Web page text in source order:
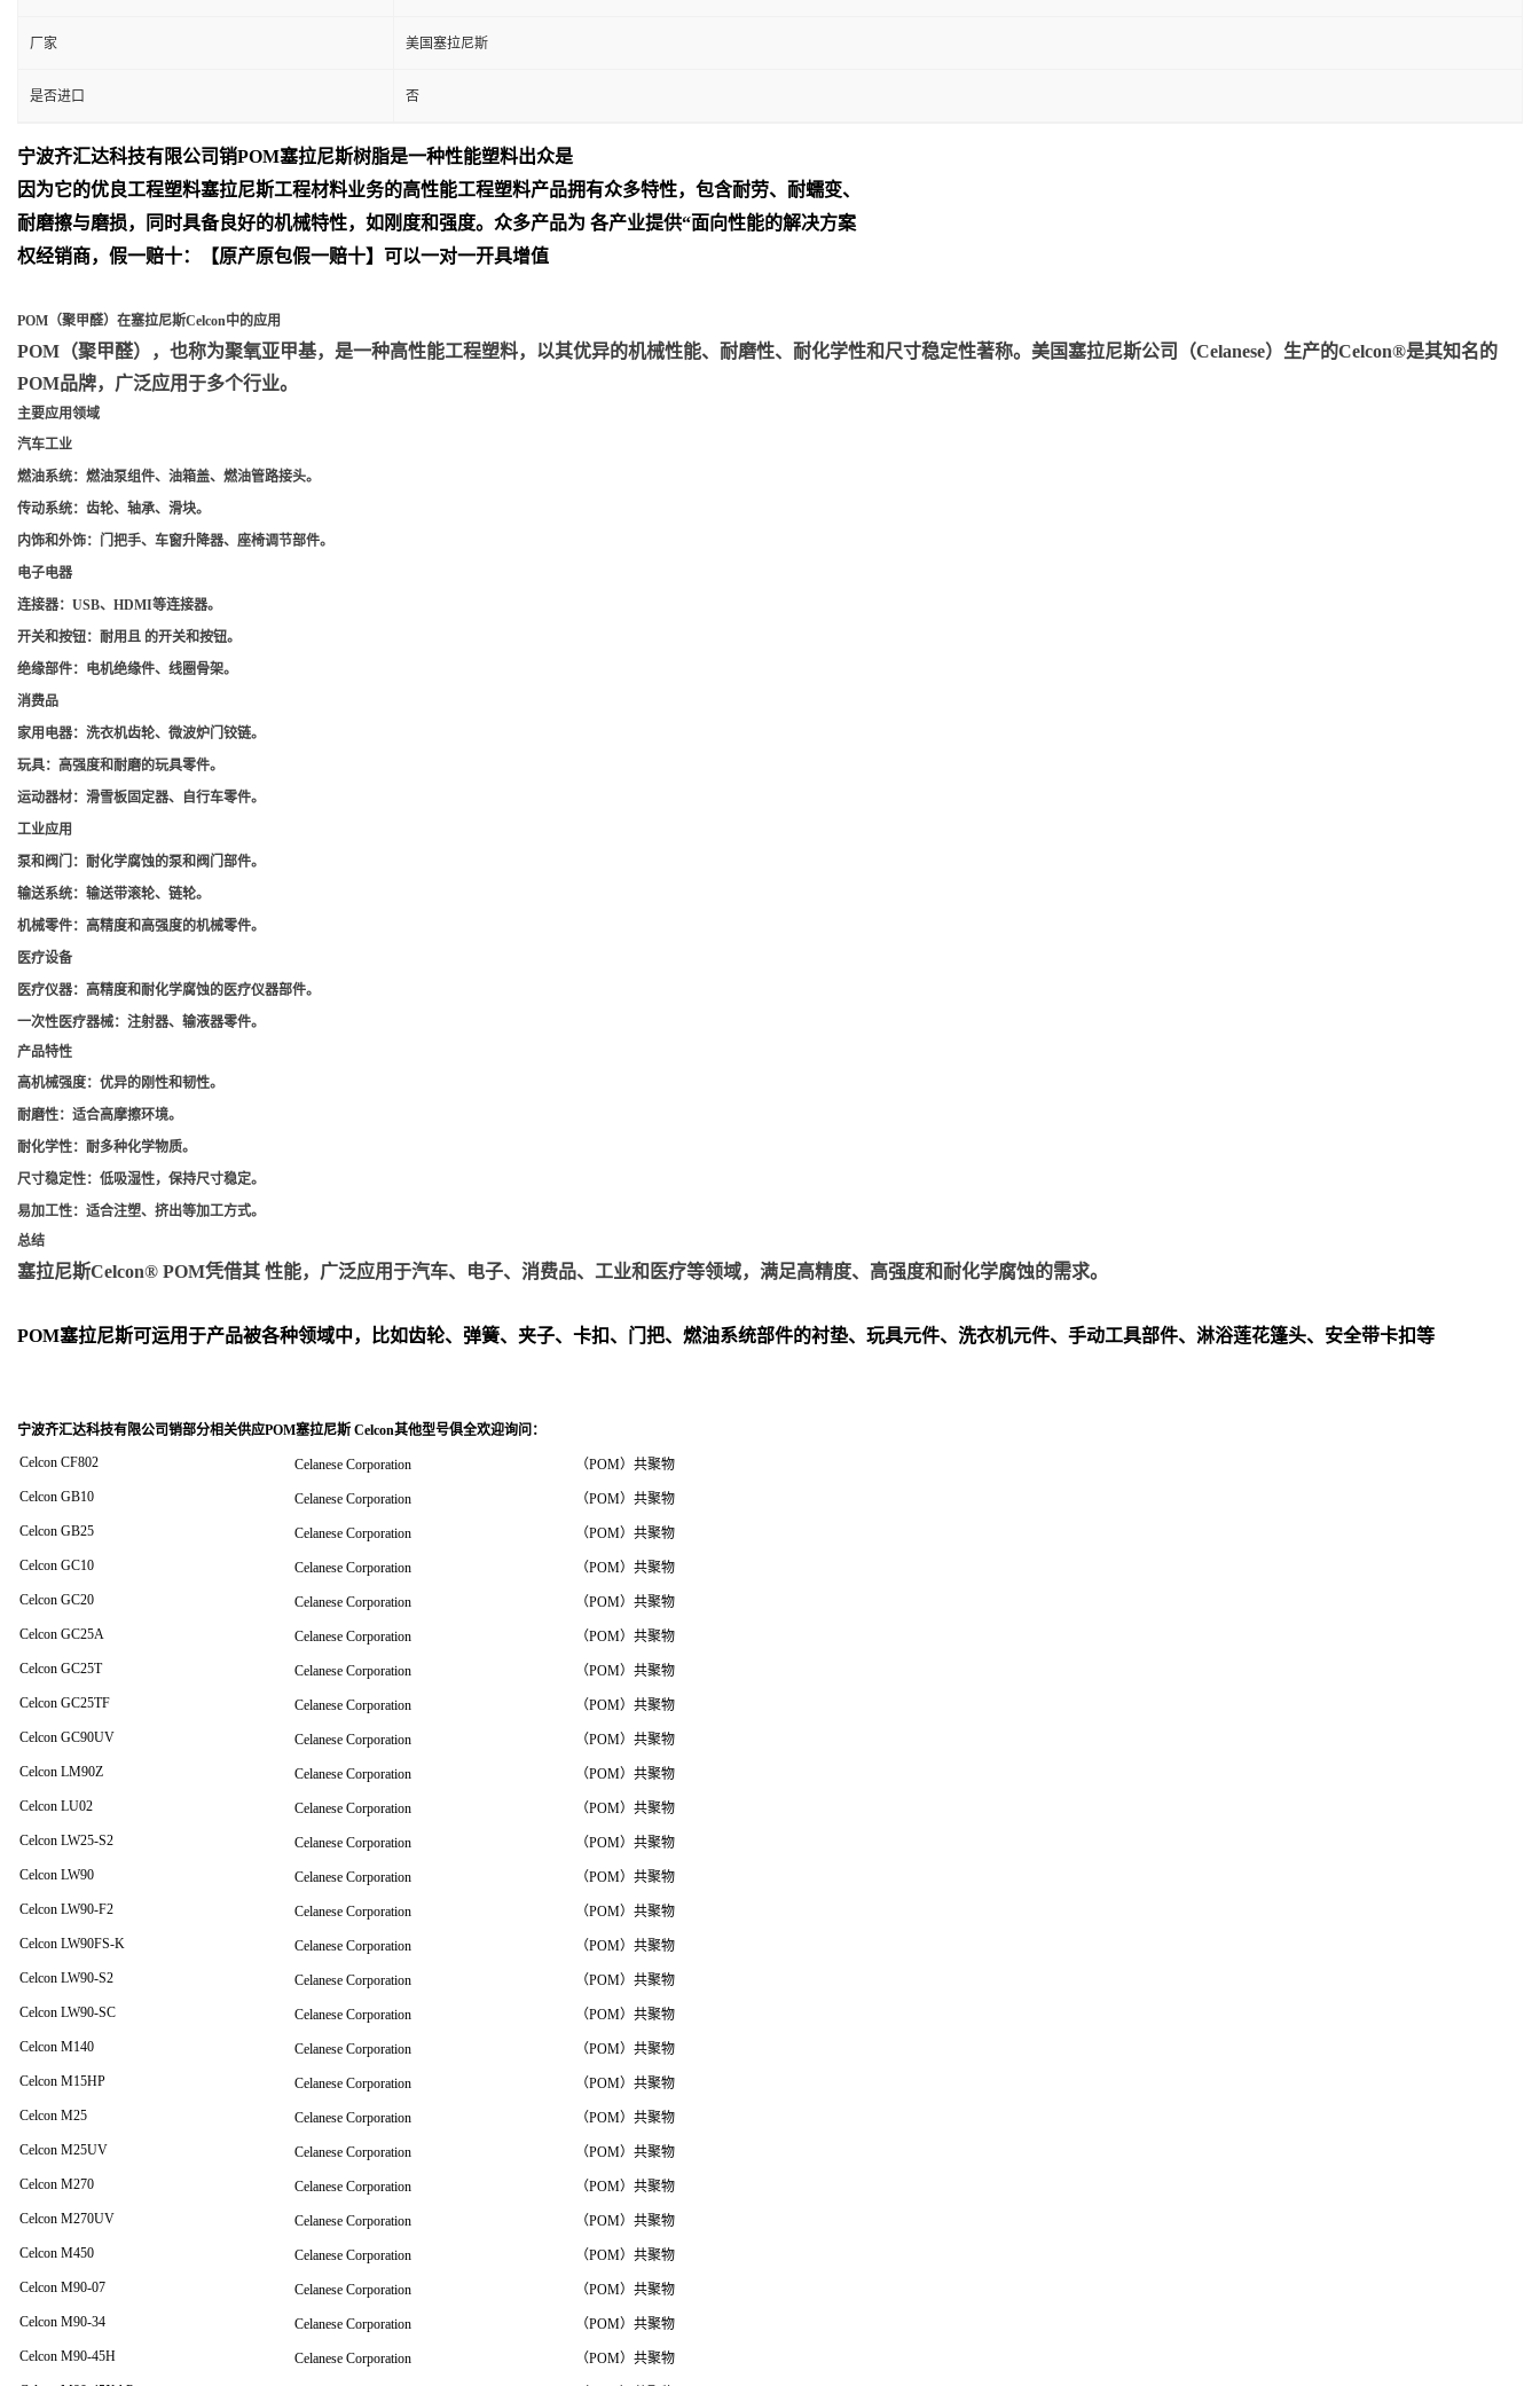
厂家 美国塞拉尼斯
是否进口 否
宁波齐汇达科技有限公司销POM塞拉尼斯树脂是一种性能塑料出众是
因为它的优良工程塑料塞拉尼斯工程材料业务的高性能工程塑料产品拥有众多特性，包含耐劳、耐蠕变、
耐磨擦与磨损，同时具备良好的机械特性，如刚度和强度。众多产品为 各产业提供“面向性能的解决方案
权经销商，假一赔十：【原产原包假一赔十】可以一对一开具增值
POM（聚甲醛）在塞拉尼斯Celcon中的应用
POM（聚甲醛）
，也称为聚氧亚甲基，是一种高性能工程塑料，以其优异的机械性能、耐磨性、耐化学性和尺寸稳定性著称。美国塞拉尼斯公司（Celanese）生产的Celcon®是其知名的
POM品牌，广泛应用于多个行业。
主要应用领域
汽车工业
燃油系统：燃油泵组件、油箱盖、燃油管路接头。
传动系统：齿轮、轴承、滑块。
内饰和外饰：门把手、车窗升降器、座椅调节部件。
电子电器
连接器：USB、HDMI等连接器。
开关和按钮：耐用且 的开关和按钮。
绝缘部件：电机绝缘件、线圈骨架。
消费品
家用电器：洗衣机齿轮、微波炉门铰链。
玩具：高强度和耐磨的玩具零件。
运动器材：滑雪板固定器、自行车零件。
工业应用
泵和阀门 ：耐化学腐蚀的泵和阀门部件。
输送系统：输送带滚轮、链轮。
机械零件：高精度和高强度的机械零件。
医疗设备
医疗仪器：高精度和耐化学腐蚀的医疗仪器部件。
一次性医疗器械：注射器、输液器零件。
产品特性
高机械强度：优异的刚性和韧性。
耐磨性：适合高摩擦环境。
耐化学性：耐多种化学物质。
尺寸稳定性：低吸湿性，保持尺寸稳定。
易加工性：适合注塑、挤出等加工方式。
总结
塞拉尼斯Celcon® POM凭借其 性能，广泛应用于汽车、电子、消费品、工业和医疗等领域，满足高精度、高强度和耐化学腐蚀的需求。
POM塞拉尼斯可运用于产品被各种领域中，比如齿轮、弹簧、夹子、卡扣、门把、 燃油系统部件的衬垫、玩具元件、洗衣机元件、手动工具部件、淋浴莲花篷头、安全带卡扣等
宁波齐汇达科技有限公司销部分相关供应POM塞拉尼斯 Celcon其他型号俱全欢迎询问 ：
Celcon CF802
Celanese Corporation
（POM）共聚物
Celcon GB10
Celanese Corporation
（POM）共聚物
Celcon GB25
Celanese Corporation
（POM）共聚物
Celcon GC10
Celanese Corporation
（POM）共聚物
Celcon GC20
Celanese Corporation
（POM）共聚物
Celcon GC25A
Celanese Corporation
（POM）共聚物
Celcon GC25T
Celanese Corporation
（POM）共聚物
Celcon GC25TF
Celanese Corporation
（POM）共聚物
Celcon GC90UV
Celanese Corporation
（POM）共聚物
Celcon LM90Z
Celanese Corporation
（POM）共聚物
Celcon LU02
Celanese Corporation
（POM）共聚物
Celcon LW25-S2
Celanese Corporation
（POM）共聚物
Celcon LW90
Celanese Corporation
（POM）共聚物
Celcon LW90-F2
Celanese Corporation
（POM）共聚物
Celcon LW90FS-K
Celanese Corporation
（POM）共聚物
Celcon LW90-S2
Celanese Corporation
（POM）共聚物
Celcon LW90-SC
Celanese Corporation
（POM）共聚物
Celcon M140
Celanese Corporation
（POM）共聚物
Celcon M15HP
Celanese Corporation
（POM）共聚物
Celcon M25
Celanese Corporation
（POM）共聚物
Celcon M25UV
Celanese Corporation
（POM）共聚物
Celcon M270
Celanese Corporation
（POM）共聚物
Celcon M270UV
Celanese Corporation
（POM）共聚物
Celcon M450
Celanese Corporation
（POM）共聚物
Celcon M90-07
Celanese Corporation
（POM）共聚物
Celcon M90-34
Celanese Corporation
（POM）共聚物
Celcon M90-45H
Celanese Corporation
（POM）共聚物